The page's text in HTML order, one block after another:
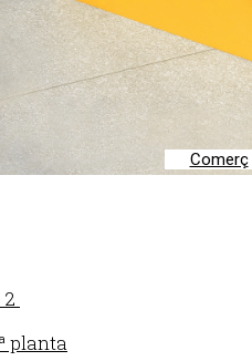
Comerç
planta